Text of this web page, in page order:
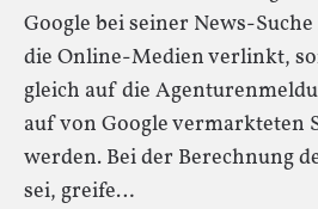
Google bei seiner News-
die Online-Medien verlinkt,
gleich auf die
auf von Google vermarkteten
werden. Bei der Berechnung
sei, greife…